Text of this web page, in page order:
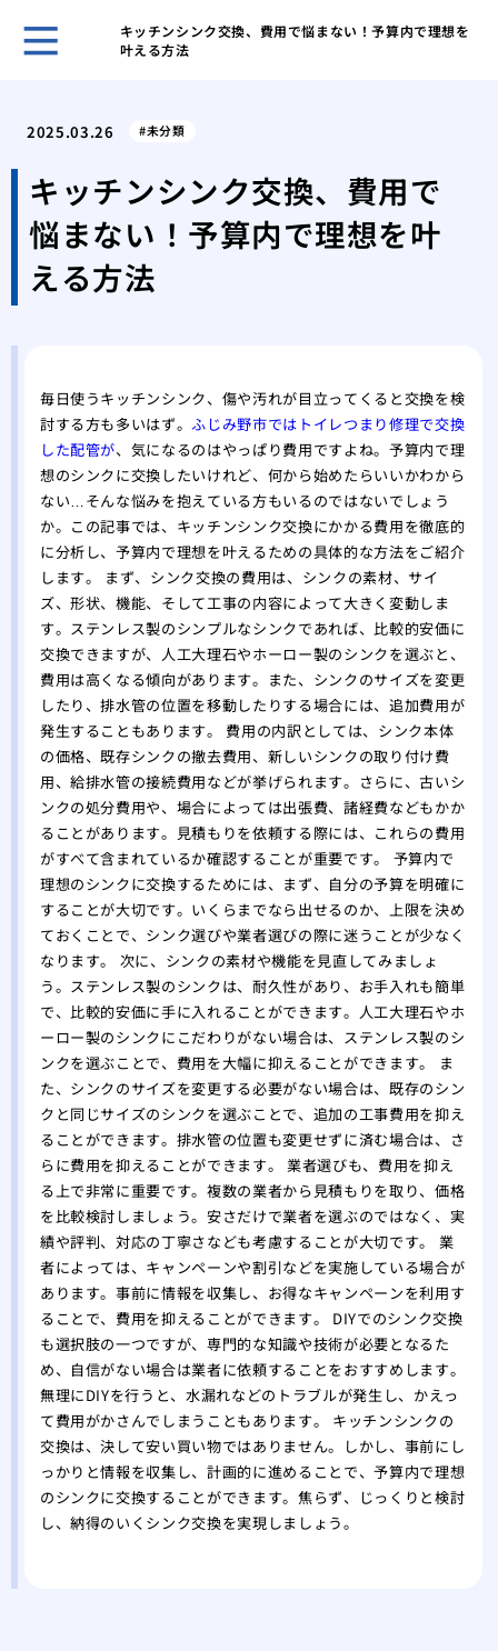
キッチンシンク交換、費用で悩まない！予算内で理想を
叶える方法
特
処法
2025.03.26 未分類
キッチンシンク交換、費用で
悩まない！予算内で理想を叶
える方法
毎日使うキッチンシンク、傷や汚れが目立ってくると交換を検
討する方も多いはず。ふじみ野市ではトイレつまり修理で交換
した配管が、気になるのはやっぱり費用ですよね。予算内で理
想のシンクに交換したいけれど、何から始めたらいいかわから
ない…そんな悩みを抱えている方もいるのではないでしょう
か。この記事では、キッチンシンク交換にかかる費用を徹底的
に分析し、予算内で理想を叶えるための具体的な方法をご紹介
します。 まず、シンク交換の費用は、シンクの素材、サイ
ズ、形状、機能、そして工事の内容によって大きく変動しま
す。ステンレス製のシンプルなシンクであれば、比較的安価に
交換できますが、人工大理石やホーロー製のシンクを選ぶと、
費用は高くなる傾向があります。また、シンクのサイズを変更
したり、排水管の位置を移動したりする場合には、追加費用が
発生することもあります。 費用の内訳としては、シンク本体
の価格、既存シンクの撤去費用、新しいシンクの取り付け費
用、給排水管の接続費用などが挙げられます。さらに、古いシ
ンクの処分費用や、場合によっては出張費、諸経費などもかか
ることがあります。見積もりを依頼する際には、これらの費用
がすべて含まれているか確認することが重要です。 予算内で
理想のシンクに交換するためには、まず、自分の予算を明確に
することが大切です。いくらまでなら出せるのか、上限を決め
ておくことで、シンク選びや業者選びの際に迷うことが少なく
なります。 次に、シンクの素材や機能を見直してみましょ
う。ステンレス製のシンクは、耐久性があり、お手入れも簡単
で、比較的安価に手に入れることができます。人工大理石やホ
ーロー製のシンクにこだわりがない場合は、ステンレス製のシ
ンクを選ぶことで、費用を大幅に抑えることができます。 ま
た、シンクのサイズを変更する必要がない場合は、既存のシン
クと同じサイズのシンクを選ぶことで、追加の工事費用を抑え
ることができます。排水管の位置も変更せずに済む場合は、さ
らに費用を抑えることができます。 業者選びも、費用を抑え
る上で非常に重要です。複数の業者から見積もりを取り、価格
を比較検討しましょう。安さだけで業者を選ぶのではなく、実
績や評判、対応の丁寧さなども考慮することが大切です。 業
者によっては、キャンペーンや割引などを実施している場合が
あります。事前に情報を収集し、お得なキャンペーンを利用す
ることで、費用を抑えることができます。 DIYでのシンク交換
も選択肢の一つですが、専門的な知識や技術が必要となるた
め、自信がない場合は業者に依頼することをおすすめします。
無理にDIYを行うと、水漏れなどのトラブルが発生し、かえっ
て費用がかさんでしまうこともあります。 キッチンシンクの
交換は、決して安い買い物ではありません。しかし、事前にし
っかりと情報を収集し、計画的に進めることで、予算内で理想
のシンクに交換することができます。焦らず、じっくりと検討
し、納得のいくシンク交換を実現しましょう。